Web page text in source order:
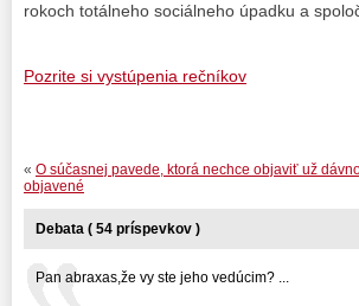
rokoch totálneho sociálneho úpadku a
Pozrite si vystúpenia rečníkov
« O súčasnej pavede, ktorá nechce objaviť už
objavené
Debata ( 54 príspevkov )
Pan abraxas,že vy ste jeho vedúcim? ...